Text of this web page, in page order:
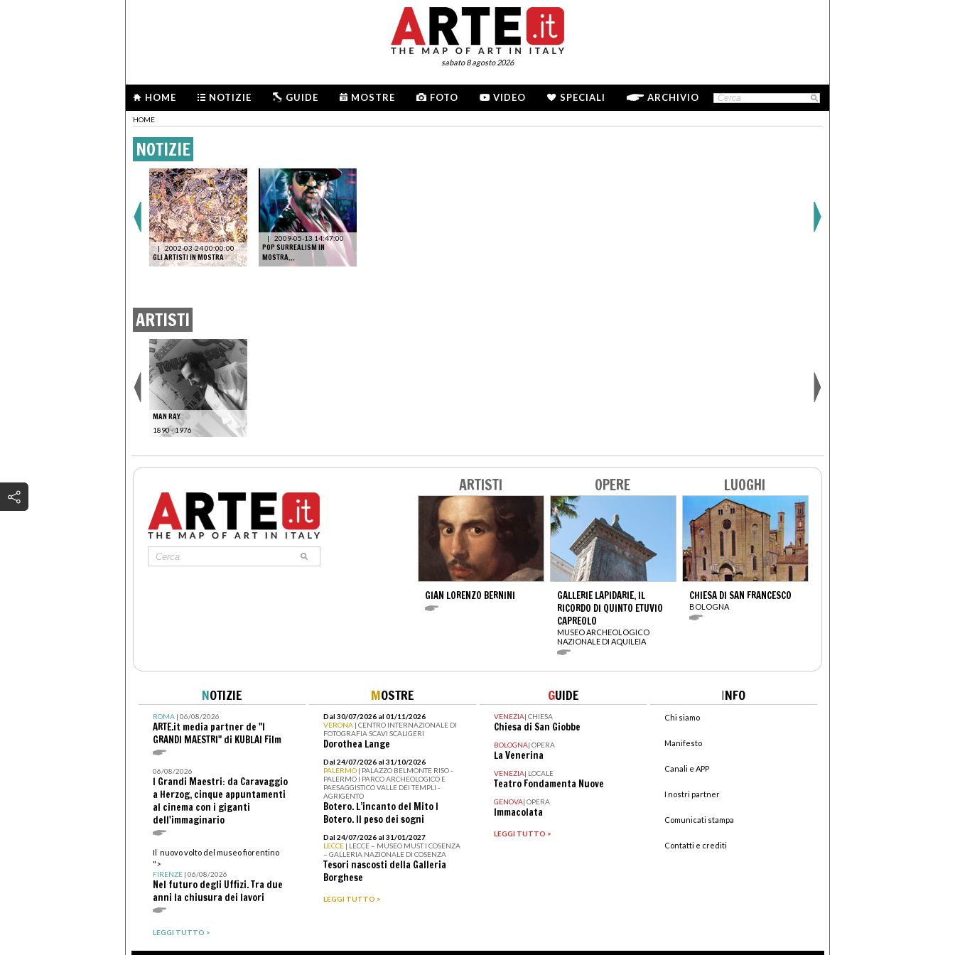
sabato 8 agosto 2026
HOME NOTIZIE GUIDE MOSTRE FOTO VIDEO SPECIALI ARCHIVIO
HOME
NOTIZIE
| 2002-03-24 00:00:00
GLI ARTISTI IN MOSTRA
| 2009-05-13 14:47:00
POP SURREALISM IN
MOSTRA...
ARTISTI
MAN RAY
1890 - 1976
ARTISTI
GIAN LORENZO BERNINI
OPERE
GALLERIE LAPIDARIE, IL
RICORDO DI QUINTO ETUVIO
CAPREOLO
MUSEO ARCHEOLOGICO
NAZIONALE DI AQUILEIA
LUOGHI
CHIESA DI SAN FRANCESCO
BOLOGNA
NOTIZIE
ROMA| 06/08/2026
ARTE.it media partner de "I
GRANDI MAESTRI" di KUBLAI Film
06/08/2026
I Grandi Maestri: da Caravaggio
a Herzog, cinque appuntamenti
al cinema con i giganti
dell'immaginario
Il nuovo volto del museo fiorentino
">
FIRENZE| 06/08/2026
Nel futuro degli Uffizi. Tra due
anni la chiusura dei lavori
LEGGI TUTTO >
MOSTRE
Dal 30/07/2026 al 01/11/2026
VERONA | CENTRO INTERNAZIONALE DI
FOTOGRAFIA SCAVI SCALIGERI
Dorothea Lange
Dal 24/07/2026 al 31/10/2026
PALERMO | PALAZZO BELMONTE RISO -
PALERMO I PARCO ARCHEOLOGICO E
PAESAGGISTICO VALLE DEI TEMPLI -
AGRIGENTO
Botero. L’incanto del Mito I
Botero. Il peso dei sogni
Dal 24/07/2026 al 31/01/2027
LECCE | LECCE – MUSEO MUST I COSENZA
– GALLERIA NAZIONALE DI COSENZA
Tesori nascosti della Galleria
Borghese
LEGGI TUTTO >
GUIDE
VENEZIA| CHIESA
Chiesa di San Giobbe
BOLOGNA| OPERA
La Venerina
VENEZIA| LOCALE
Teatro Fondamenta Nuove
GENOVA| OPERA
Immacolata
LEGGI TUTTO >
INFO
Chi siamo
Manifesto
Canali e APP
I nostri partner
Comunicati stampa
Contatti e crediti